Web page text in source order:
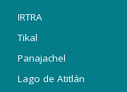
IRTRA
Tikal
Panajachel
Lago de Atitlán